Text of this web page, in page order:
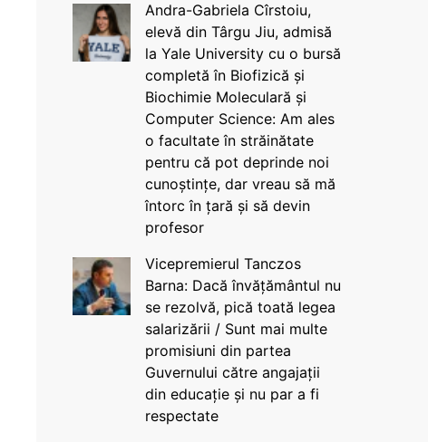
Andra-Gabriela Cîrstoiu,
elevă din Târgu Jiu, admisă
la Yale University cu o bursă
completă în Biofizică și
Biochimie Moleculară și
Computer Science: Am ales
o facultate în străinătate
pentru că pot deprinde noi
cunoștințe, dar vreau să mă
întorc în țară și să devin
profesor
Vicepremierul Tanczos
Barna: Dacă învățământul nu
se rezolvă, pică toată legea
salarizării / Sunt mai multe
promisiuni din partea
Guvernului către angajații
din educație și nu par a fi
respectate